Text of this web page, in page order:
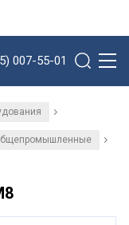
007-55-01
/
/